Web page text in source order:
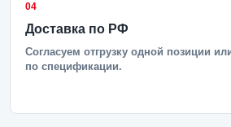
04
Доставка по РФ
Согласуем отгрузку одной позиции
по спецификации.